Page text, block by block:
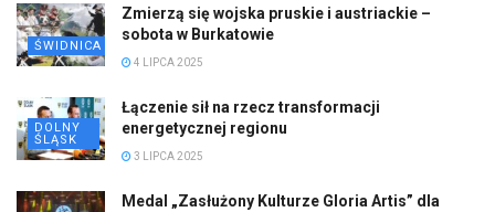
ŚWIDNICA
Zmierzą się wojska pruskie i austriackie –
sobota w Burkatowie
4 LIPCA 2025
DOLNY
ŚLĄSK
Łączenie sił na rzecz transformacji
energetycznej regionu
3 LIPCA 2025
Medal „Zasłużony Kulturze Gloria Artis” dla